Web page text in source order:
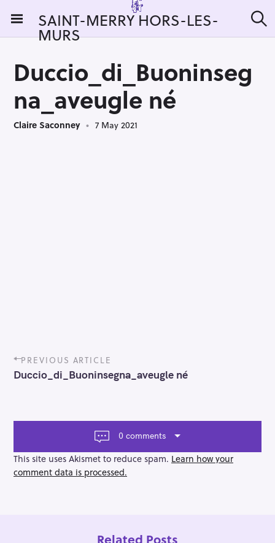
i
SAINT-MERRY HORS-LES-
MURS e
Duccio_di_Buoninseg
na_aveugle né
Claire Saconney 7 May 2021
P
o
s
a
g
a
t
PREVIOUS ARTICLE
Duccio_di_Buoninsegna_aveugle né
0 comments
This site uses Akismet to reduce spam. Learn how your
comment data is processed.
Related Posts